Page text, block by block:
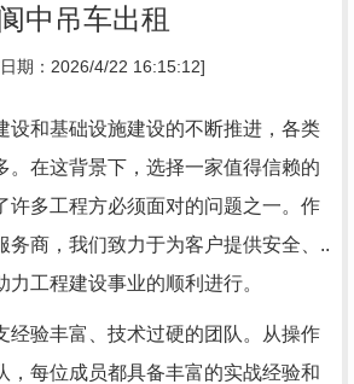
中吊车出租
期：2026/4/22 16:15:12]
设和基础设施建设的不断推进，各类
。在这背景下，选择一家值得信赖的
许多工程方必须面对的问题之一。作
务商，我们致力于为客户提供安全、..
力工程建设事业的顺利进行。
经验丰富、技术过硬的团队。从操作
，每位成员都具备丰富的实战经验和